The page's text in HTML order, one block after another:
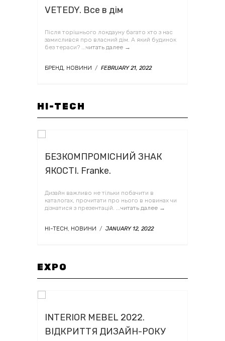
VETEDY. Все в дім
Після торішнього локдауну багато хто з нас
замислився про власний дім. А який будинок
без тераси? ...читать далее →
БРЕНД, НОВИНИ / FEBRUARY 21, 2022
HI-TECH
БЕЗКОМПРОМІСНИЙ ЗНАК
ЯКОСТІ. Franke.
Дизайн важливо не тільки побачити в
каталогах, прочитати про нього в новинах чи
дізнатися з презентацій. ...читать далее →
HI-TECH, НОВИНИ / JANUARY 12, 2022
EXPO
INTERIOR MEBEL 2022.
ВІДКРИТТЯ ДИЗАЙН-РОКУ